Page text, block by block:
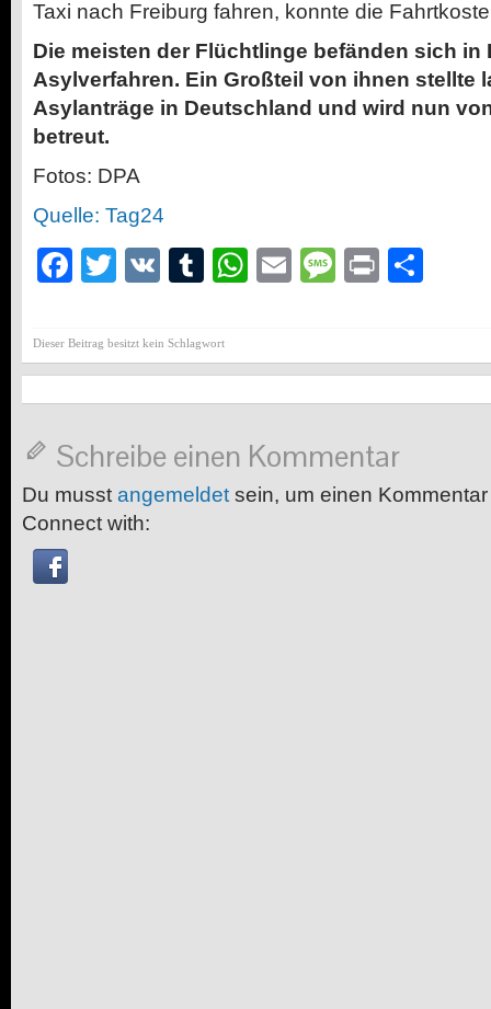
Taxi nach Freiburg fahren, konnte die
Die meisten der Flüchtlinge befänden sich in
Asylverfahren. Ein Großteil von ihnen stellte
Asylanträge in Deutschland und wird nun
betreut.
Fotos: DPA
Quelle: Tag24
Facebook
Twitter
VK Tumblr
WhatsApp
EmailMessage
Print
Dieser Beitrag besitzt kein Schlagwort
Schreibe einen Kommentar
Du musst angemeldet sein, um einen
Connect with: